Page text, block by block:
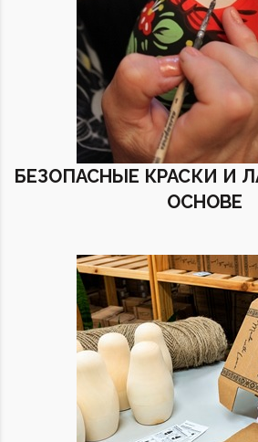
БЕЗОПАСНЫЕ КРАСКИ И
ОСНОВЕ